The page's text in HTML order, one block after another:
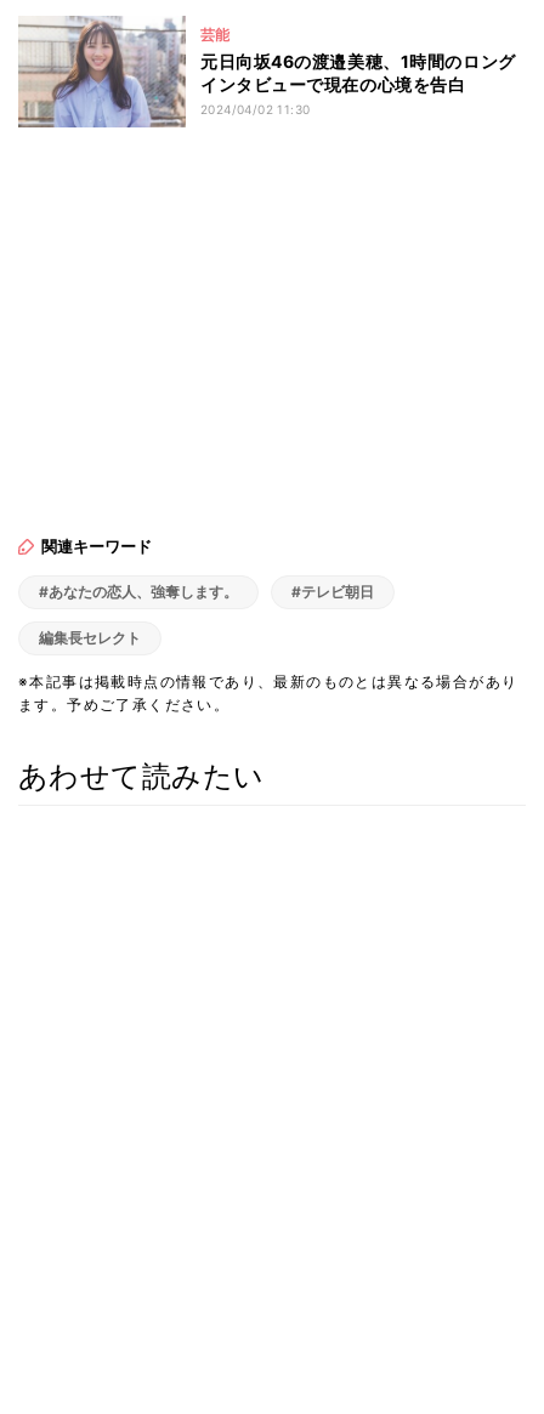
芸能
元日向坂46の渡邉美穂、1時間のロング
インタビューで現在の心境を告白
2024/04/02 11:30
関連キーワード
#あなたの恋人、強奪します。 #テレビ朝日
編集長セレクト
※本記事は掲載時点の情報であり、最新のものとは異なる場合があり
ます。予めご了承ください。
あわせて読みたい